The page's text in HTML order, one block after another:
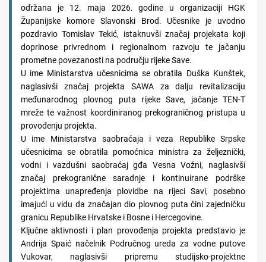
održana je 12. maja 2026. godine u organizaciji HGK
Županijske komore Slavonski Brod. Učesnike je uvodno
pozdravio Tomislav Tekić, istaknuvši značaj projekata koji
doprinose privrednom i regionalnom razvoju te jačanju
prometne povezanosti na području rijeke Save.
U ime Ministarstva učesnicima se obratila Duška Kunštek,
naglasivši značaj projekta SAWA za dalju revitalizaciju
međunarodnog plovnog puta rijeke Save, jačanje TEN-T
mreže te važnost koordiniranog prekograničnog pristupa u
provođenju projekta.
U ime Ministarstva saobraćaja i veza Republike Srpske
učesnicima se obratila pomoćnica ministra za željeznički,
vodni i vazdušni saobraćaj gđa Vesna Vožni, naglasivši
značaj prekogranične saradnje i kontinuirane podrške
projektima unapređenja plovidbe na rijeci Savi, posebno
imajući u vidu da značajan dio plovnog puta čini zajedničku
granicu Republike Hrvatske i Bosne i Hercegovine.
Ključne aktivnosti i plan provođenja projekta predstavio je
Andrija Spaić načelnik Područnog ureda za vodne putove
Vukovar, naglasivši pripremu studijsko-projektne